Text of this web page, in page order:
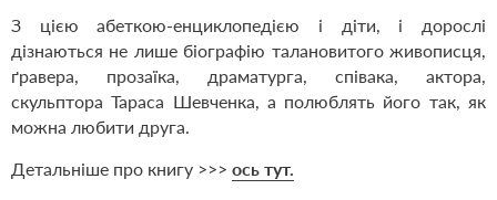
З цією абеткою-енциклопедією і діти, і дорослі
дізнаються не лише біографію талановитого живописця,
ґравера, прозаїка, драматурга, співака, актора,
скульптора Тараса Шевченка, а полюблять його так, як
можна любити друга.
Детальніше про книгу >>> ось тут.